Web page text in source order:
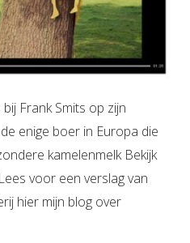
Frank Smits op zijn
enige boer in Europa die
kamelenmelk Bekijk
voor een verslag van
hier mijn blog over